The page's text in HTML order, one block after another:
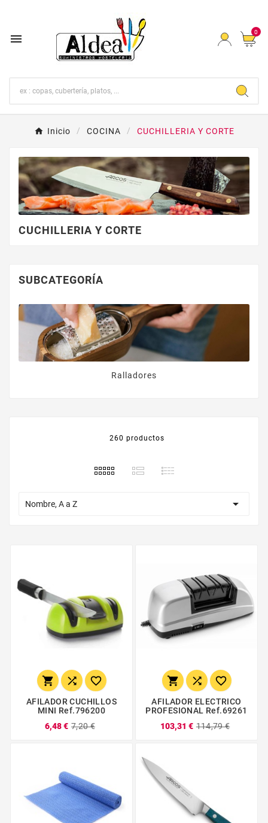
 0
Inicio COCINA CUCHILLERIA Y CORTE
CUCHILLERIA Y CORTE
SUBCATEGORÍA
Ralladores
260 productos
Nombre, A a Z 
  
AFILADOR CUCHILLOS
MINI Ref.796200
6,48 € 7,20 €
  
AFILADOR ELECTRICO
PROFESIONAL Ref.69261
103,31 € 114,79 €